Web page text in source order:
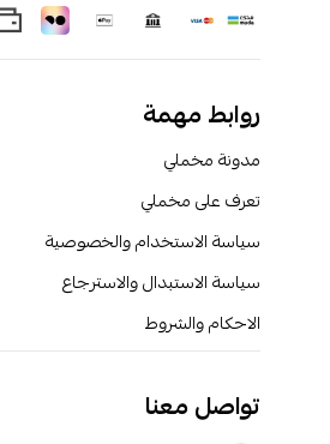
روابط مهمة
مدونة مخملي
تعرف على مخملي
سياسة الاستخدام والخصوصية
سياسة الاستبدال والاسترجاع
الاحكام والشروط
تواصل معنا